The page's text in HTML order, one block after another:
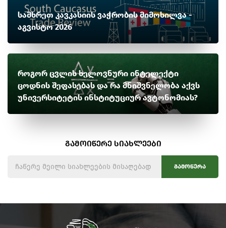
სამხრეთ კავკასიის ვაჭრობის მიმოხილვა -
აგვისტო 2026
როგორ ცვლის ხელოვნური ინტელექტი
ცოდნის შეფასებას და რა მნიშვნელობა აქვს
უნივერსიტეტის ინსტიტუციურ ავტონომიას?
გამოიწერე სიახლეები
გამოწერა